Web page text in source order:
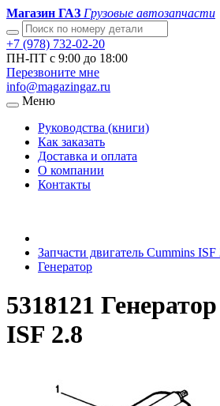
Магазин ГАЗ Грузовые автозапчасти
+7 (978) 732-02-20
ПН-ПТ с 9:00 до 18:00
Перезвоните мне
info@magazingaz.ru
Меню
Руководства (книги)
Как заказать
Доставка и оплата
О компании
Контакты
Запчасти двигатель Cummins ISF
Генератор
5318121
ISF 2.8